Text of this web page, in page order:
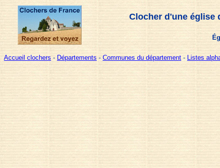
Clocher d'une église
Accueil clochers - Départements - Communes du département - Listes